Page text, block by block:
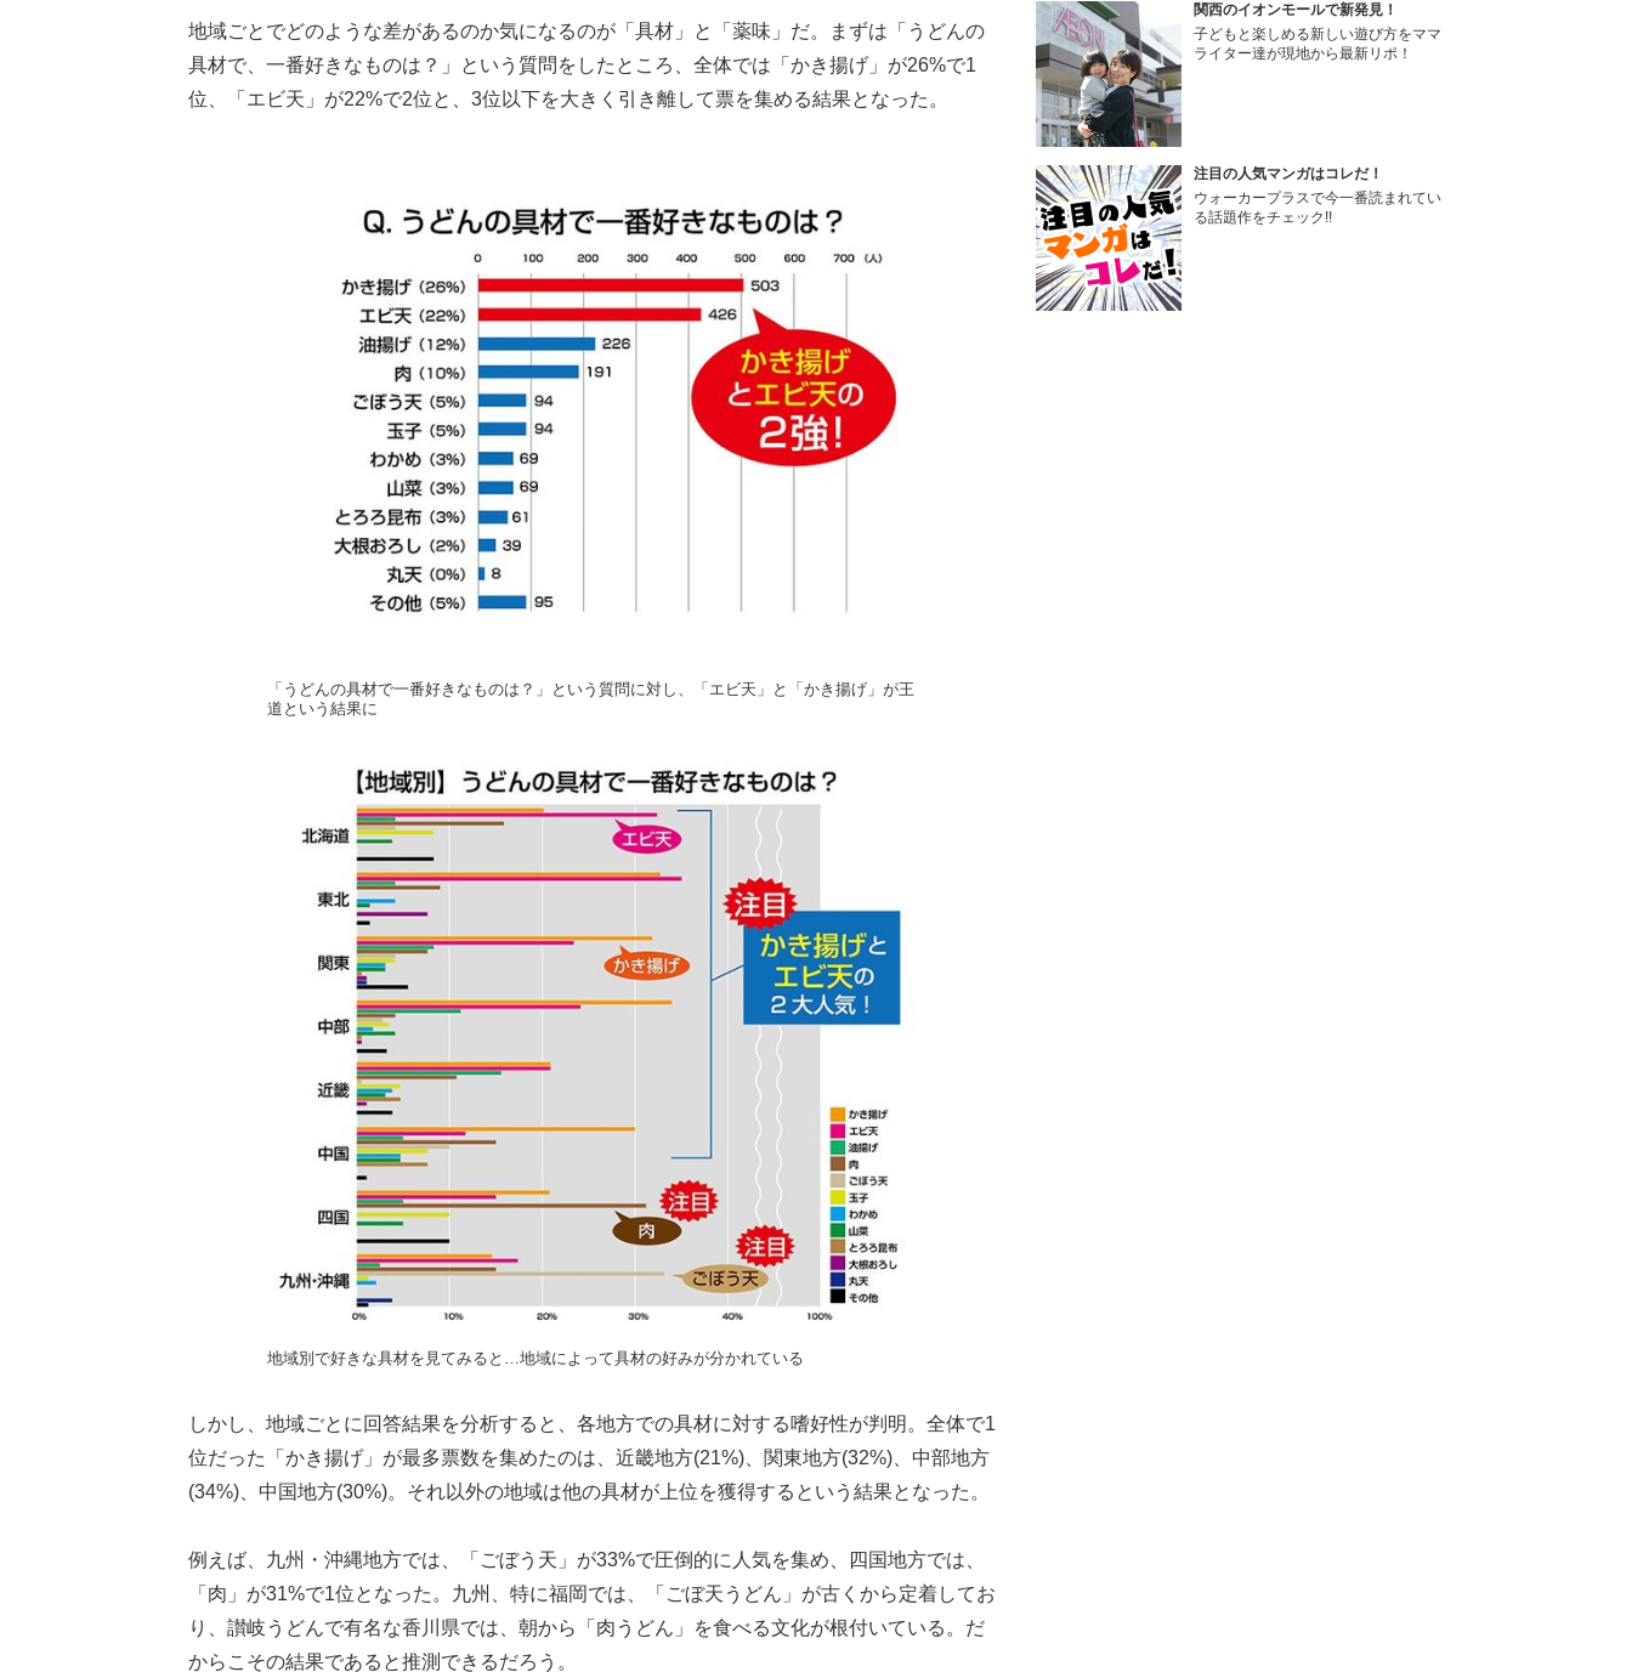
地域ごとでどのような差があるのか気になるのが「具材」と「薬味」だ。まずは「うどんの
具材で、一番好きなものは？」という質問をしたところ、全体では「かき揚げ」が26%で1
位、「エビ天」が22%で2位と、3位以下を大きく引き離して票を集める結果となった。
「うどんの具材で一番好きなものは？」という質問に対し、「エビ天」と「かき揚げ」が王
道という結果に
地域別で好きな具材を見てみると…地域によって具材の好みが分かれている
しかし、地域ごとに回答結果を分析すると、各地方での具材に対する嗜好性が判明。全体で1
位だった「かき揚げ」が最多票数を集めたのは、近畿地方(21%)、関東地方(32%)、中部地方
(34%)、中国地方(30%)。それ以外の地域は他の具材が上位を獲得するという結果となった。
例えば、九州・沖縄地方では、「ごぼう天」が33%で圧倒的に人気を集め、四国地方では、
「肉」が31%で1位となった。九州、特に福岡では、「ごぼ天うどん」が古くから定着してお
り、讃岐うどんで有名な香川県では、朝から「肉うどん」を食べる文化が根付いている。だ
からこその結果であると推測できるだろう。
関西のイオンモールで新発見！
子どもと楽しめる新しい遊び方をママ
ライター達が現地から最新リポ！
注目の人気マンガはコレだ！
ウォーカープラスで今一番読まれてい
る話題作をチェック!!